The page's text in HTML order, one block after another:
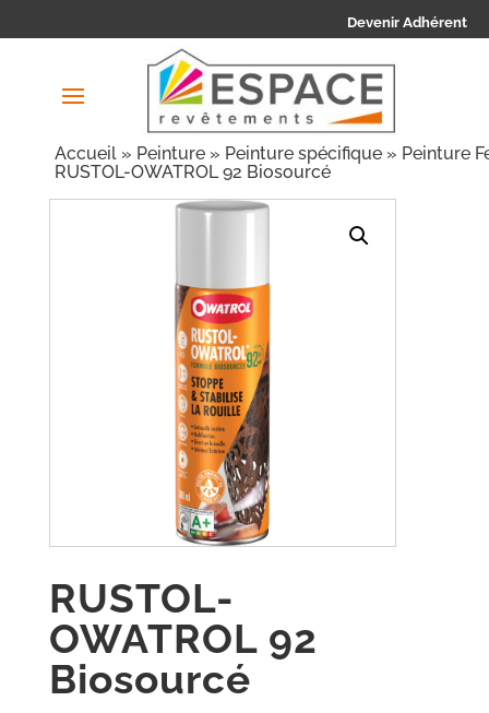
Devenir Adhérent
Accueil » Peinture » Peinture spécifique » Peinture
RUSTOL-OWATROL 92 Biosourcé
RUSTOL-
OWATROL 92
Biosourcé